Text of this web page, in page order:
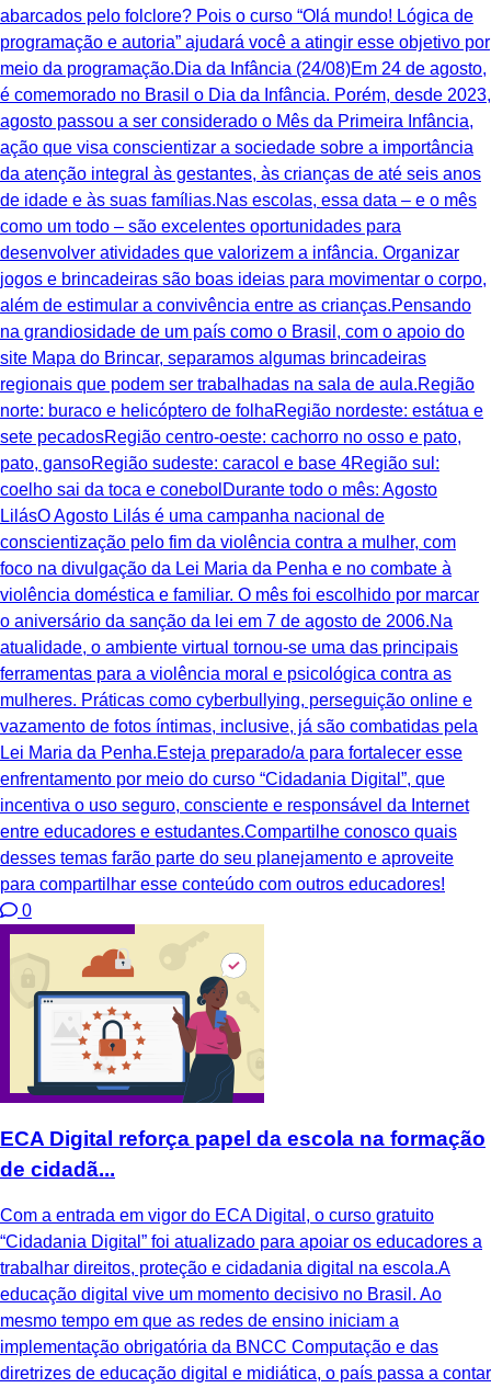
abarcados pelo folclore? Pois o curso “Olá mundo! Lógica de
programação e autoria” ajudará você a atingir esse objetivo por
meio da programação.Dia da Infância (24/08)Em 24 de agosto,
é comemorado no Brasil o Dia da Infância. Porém, desde 2023,
agosto passou a ser considerado o Mês da Primeira Infância,
ação que visa conscientizar a sociedade sobre a importância
da atenção integral às gestantes, às crianças de até seis anos
de idade e às suas famílias.Nas escolas, essa data – e o mês
como um todo – são excelentes oportunidades para
desenvolver atividades que valorizem a infância. Organizar
jogos e brincadeiras são boas ideias para movimentar o corpo,
além de estimular a convivência entre as crianças.Pensando
na grandiosidade de um país como o Brasil, com o apoio do
site Mapa do Brincar, separamos algumas brincadeiras
regionais que podem ser trabalhadas na sala de aula.Região
norte: buraco e helicóptero de folhaRegião nordeste: estátua e
sete pecadosRegião centro-oeste: cachorro no osso e pato,
pato, gansoRegião sudeste: caracol e base 4Região sul:
coelho sai da toca e conebolDurante todo o mês: Agosto
LilásO Agosto Lilás é uma campanha nacional de
conscientização pelo fim da violência contra a mulher, com
foco na divulgação da Lei Maria da Penha e no combate à
violência doméstica e familiar. O mês foi escolhido por marcar
o aniversário da sanção da lei em 7 de agosto de 2006.Na
atualidade, o ambiente virtual tornou-se uma das principais
ferramentas para a violência moral e psicológica contra as
mulheres. Práticas como cyberbullying, perseguição online e
vazamento de fotos íntimas, inclusive, já são combatidas pela
Lei Maria da Penha.Esteja preparado/a para fortalecer esse
enfrentamento por meio do curso “Cidadania Digital”, que
incentiva o uso seguro, consciente e responsável da Internet
entre educadores e estudantes.Compartilhe conosco quais
desses temas farão parte do seu planejamento e aproveite
para compartilhar esse conteúdo com outros educadores!
0
ECA Digital reforça papel da escola na formação
de cidadã...
Com a entrada em vigor do ECA Digital, o curso gratuito
“Cidadania Digital” foi atualizado para apoiar os educadores a
trabalhar direitos, proteção e cidadania digital na escola.A
educação digital vive um momento decisivo no Brasil. Ao
mesmo tempo em que as redes de ensino iniciam a
implementação obrigatória da BNCC Computação e das
diretrizes de educação digital e midiática, o país passa a contar